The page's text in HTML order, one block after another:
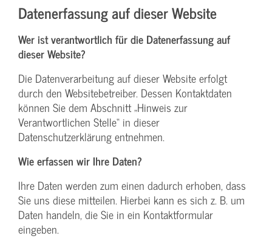
Datenerfassung auf dieser Website
Wer ist verantwortlich für die Datenerfassung auf
dieser Website?
Die Datenverarbeitung auf dieser Website erfolgt
durch den Websitebetreiber. Dessen Kontaktdaten
können Sie dem Abschnitt „Hinweis zur
Verantwortlichen Stelle“ in dieser
Datenschutzerklärung entnehmen.
Wie erfassen wir Ihre Daten?
Ihre Daten werden zum einen dadurch erhoben, dass
Sie uns diese mitteilen. Hierbei kann es sich z. B. um
Daten handeln, die Sie in ein Kontaktformular
eingeben.